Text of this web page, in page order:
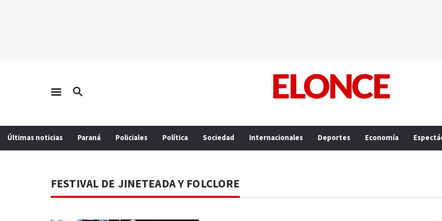
Últimas noticias Paraná Policiales Política Sociedad Internacionales Deportes Economía
FESTIVAL DE JINETEADA Y FOLCLORE